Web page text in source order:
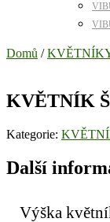
Domů /
KVĚTNÍK
Kategorie:
Další
Výška